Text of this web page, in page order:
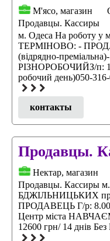
М'ясо, магазин
Продавцы. Кассиры
м. Одеса На роботу у
ТЕРМІНОВО: -
(відрядно-
РІЗНОРОБОЧИЙЗ/п:
робочий день)050-
контакты
Продавцы.
Нектар, магазин
Продавцы. Кассиры
БДЖІЛЬНИЦЬКИХ
ПРОДАВЕЦЬ Г/р: 8.00-
Центр міста
12600 грн/ 14 днів